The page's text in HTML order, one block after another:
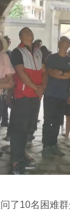
10名困难